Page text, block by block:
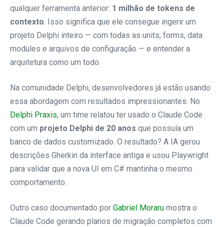
qualquer ferramenta anterior: 1 milhão de tokens de
contexto. Isso significa que ele consegue ingerir um
projeto Delphi inteiro — com todas as units, forms, data
modules e arquivos de configuração — e entender a
arquitetura como um todo.
Na comunidade Delphi, desenvolvedores já estão usando
essa abordagem com resultados impressionantes. No
Delphi Praxis, um time relatou ter usado o Claude Code
com um projeto Delphi de 20 anos que possuía um
banco de dados customizado. O resultado? A IA gerou
descrições Gherkin da interface antiga e usou Playwright
para validar que a nova UI em C# mantinha o mesmo
comportamento.
Outro caso documentado por Gabriel Moraru mostra o
Claude Code gerando planos de migração completos com